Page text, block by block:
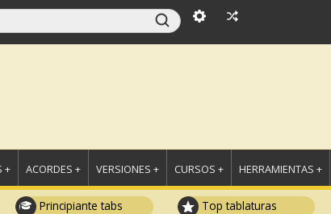
+ ACORDES + VERSIONES + CURSOS + HERRAMIENTAS +
Principiante tabs Top tablaturas